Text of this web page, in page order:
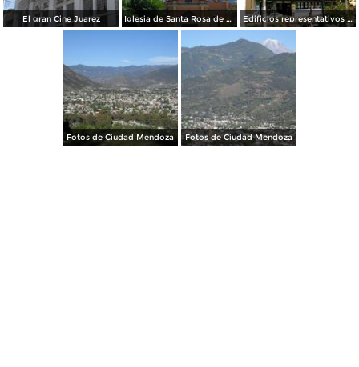
El gran Cine Juarez Iglesia de Santa Rosa de Lima Edificios representativos de Ciudad Mendoza
Fotos de Ciudad Mendoza Fotos de Ciudad Mendoza